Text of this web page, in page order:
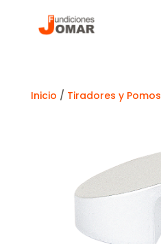
Inicio / Tiradores y Pomos